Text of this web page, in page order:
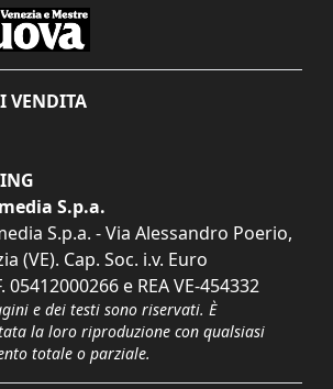
VENDITA
S.p.a.
S.p.a. - Via Alessandro Poerio,
(VE). Cap. Soc. i.v. Euro
05412000266 e REA VE-454332
e dei testi sono riservati. È
la loro riproduzione con qualsiasi
totale o parziale.